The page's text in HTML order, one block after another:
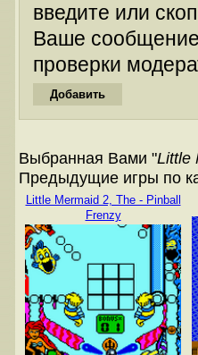
введите или
Ваше
проверки
Выбранная Вами "Little
Предыдущие игры по
Little Mermaid 2, The - Pinball
Frenzy